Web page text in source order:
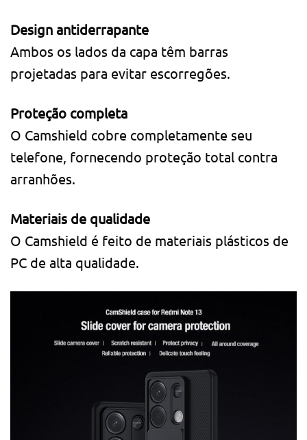
Design antiderrapante
Ambos os lados da capa têm barras
projetadas para evitar escorregões.
Proteção completa
O Camshield cobre completamente seu
telefone, fornecendo proteção total contra
arranhões.
Materiais de qualidade
O Camshield é feito de materiais plásticos de
PC de alta qualidade.